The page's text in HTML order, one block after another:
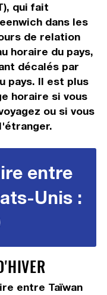
qui fait
dans les
de relation
horaire du pays,
décalés par
pays. Il est plus
horaire si vous
ou si vous
entre
Unis :
entre Taïwan